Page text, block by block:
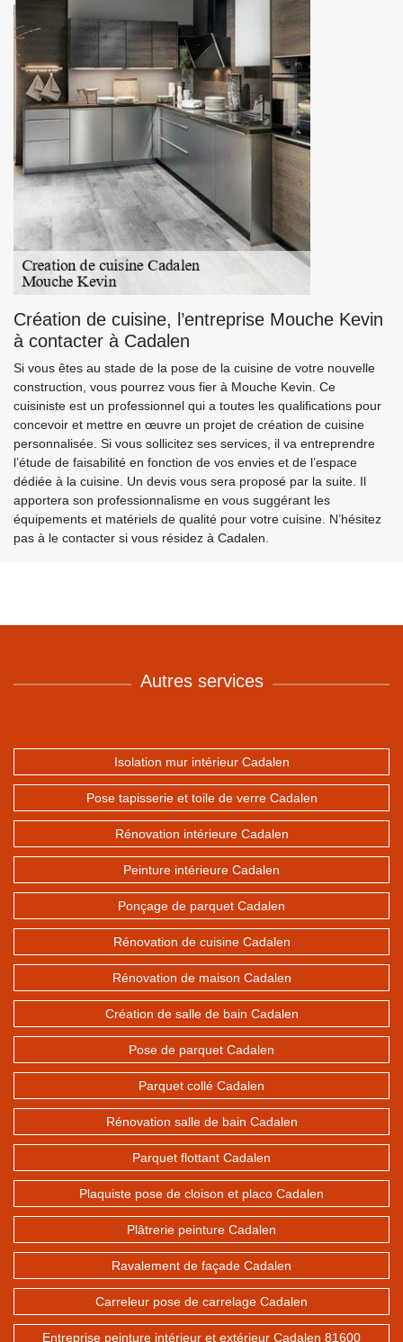
Création de cuisine, l’entreprise Mouche Kevin
à contacter à Cadalen
Si vous êtes au stade de la pose de la cuisine de votre nouvelle
construction, vous pourrez vous fier à Mouche Kevin. Ce
cuisiniste est un professionnel qui a toutes les qualifications pour
concevoir et mettre en œuvre un projet de création de cuisine
personnalisée. Si vous sollicitez ses services, il va entreprendre
l’étude de faisabilité en fonction de vos envies et de l’espace
dédiée à la cuisine. Un devis vous sera proposé par la suite. Il
apportera son professionnalisme en vous suggérant les
équipements et matériels de qualité pour votre cuisine. N’hésitez
pas à le contacter si vous résidez à Cadalen.
Autres services
Isolation mur intérieur Cadalen
Pose tapisserie et toile de verre Cadalen
Rénovation intérieure Cadalen
Peinture intérieure Cadalen
Ponçage de parquet Cadalen
Rénovation de cuisine Cadalen
Rénovation de maison Cadalen
Création de salle de bain Cadalen
Pose de parquet Cadalen
Parquet collé Cadalen
Rénovation salle de bain Cadalen
Parquet flottant Cadalen
Plaquiste pose de cloison et placo Cadalen
Plâtrerie peinture Cadalen
Ravalement de façade Cadalen
Carreleur pose de carrelage Cadalen
Entreprise peinture intérieur et extérieur Cadalen 81600